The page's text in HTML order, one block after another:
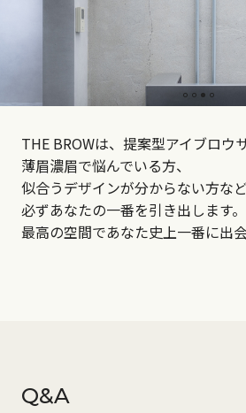
THE BROWは、提案型アイブロウ
薄眉濃眉で悩んでいる方、
似合うデザインが分からない方な
必ずあなたの一番を引き出します。
最高の空間であなた史上一番に出会
Q&A